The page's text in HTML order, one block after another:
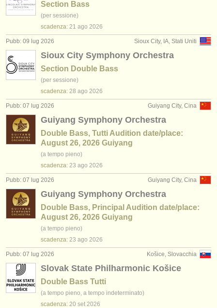
Section Bass
(per sessione)
scadenza: 21 ago 2026
Sioux City, IA, Stati Uniti
Pubb: 09 lug 2026
Sioux City Symphony Orchestra
Section Double Bass
(per sessione)
scadenza: 28 ago 2026
Guiyang City, Cina
Pubb: 07 lug 2026
Guiyang Symphony Orchestra
Double Bass, Tutti Audition date/place:
August 26, 2026 Guiyang
(a tempo pieno)
scadenza: 23 ago 2026
Guiyang City, Cina
Pubb: 07 lug 2026
Guiyang Symphony Orchestra
Double Bass, Principal Audition date/place:
August 26, 2026 Guiyang
(a tempo pieno)
scadenza: 23 ago 2026
Košice, Slovacchia
Pubb: 07 lug 2026
Slovak State Philharmonic Košice
Double Bass Tutti
(a tempo pieno, a tempo indeterminato)
scadenza: 20 set 2026